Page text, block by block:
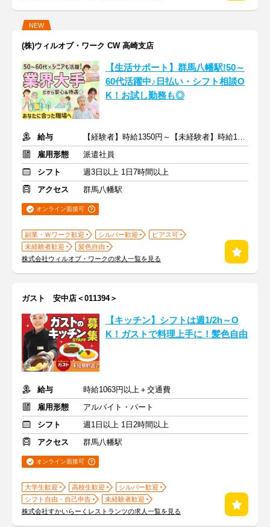
NEW
(株)ウィルオブ・ワーク CW 高崎支店
【生活サポート】群馬八幡駅!50～
60代活躍中♪日払い・シフト相談O
K！お試し勤務も◎
給与
【経験者】時給1350円～【未経験者】時給1300円～ ＋交通費
雇用形態
派遣社員
シフト
週3日以上 1日7時間以上
アクセス
群馬八幡駅
オンライン面接可
副業・Ｗワーク歓迎 シルバー歓迎
ピアス可
未経験者歓迎
髪色自由
株式会社ウィルオブ・ワークの求人一覧を見る
ガスト 安中店＜011394＞
【キッチン】シフトは週1/2h～O
K！ガストで料理上手に！髪色自由
給与
時給1063円以上＋交通費
雇用形態
アルバイト・パート
シフト
週1日以上 1日2時間以上
アクセス
群馬八幡駅
オンライン面接可
大学生歓迎 高校生歓迎
シルバー歓迎
シフト自由・自己申告
未経験者歓迎
株式会社すかいらーくレストランツの求人一覧を見る